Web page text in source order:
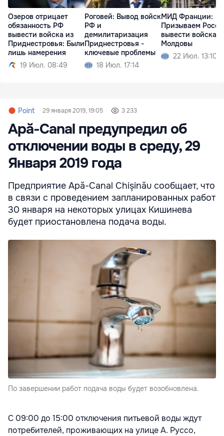
Озеров отрицает
обязанность РФ
вывести войска из
Приднестровья: Были
лишь намерения
19 Июл. 08:49
Роговей: Вывод войск
РФ и
демилитаризация
Приднестровья -
ключевые проблемы
18 Июл. 17:14
МИД Франции:
Призываем
вывести войска
Молдовы
22 Июл. 13:10
Point 29 января 2019, 19:05 3 233
Apă-Canal предупредил об
отключении воды в среду, 29
Января 2019 года
Предприятие Apă-Canal Chișinău сообщает, что
в связи с проведением запланированных работ
30 января на некоторых улицах Кишинева
будет приостановлена подача воды.
По завершении работ подача воды будет возобновлена.
С 09:00 до 15:00 отключения питьевой воды ждут
потребителей, проживающих на улице А. Руссо,